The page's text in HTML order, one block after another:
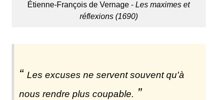
Étienne-François de Vernage -Les maximes et
réflexions (1690)
Les excuses ne servent souvent qu'à
nous rendre plus coupable.